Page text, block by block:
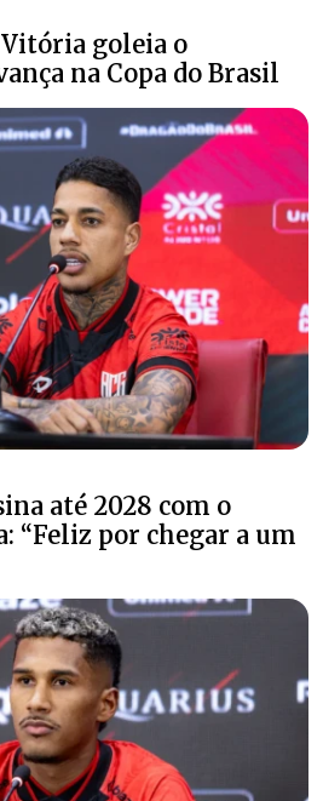
goleia o
na Copa do Brasil
até 2028 com o
“Feliz por chegar a um